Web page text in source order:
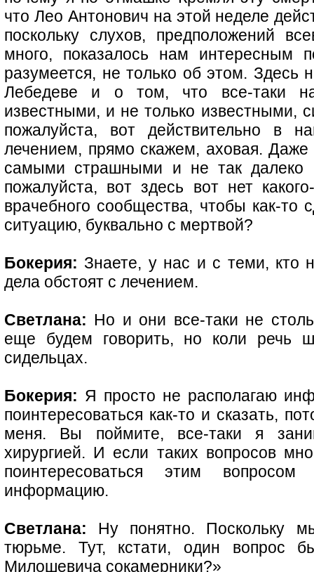
что Лео Антонович на этой неделе
поскольку слухов, предположений
много, показалось нам интересным
разумеется, не только об этом. Здесь
Лебедеве и о том, что все-таки
известными, и не только известными,
пожалуйста, вот действительно в
лечением, прямо скажем, аховая.
самыми страшными и не так далеко
пожалуйста, вот здесь вот нет
врачебного сообщества, чтобы как-то
ситуацию, буквально с мертвой?
Бокерия: Знаете, у нас и с теми, кто
дела обстоят с лечением.
Светлана: Но и они все-таки не
еще будем говорить, но коли речь
сидельцах.
Бокерия: Я просто не располагаю
поинтересоваться как-то и сказать,
меня. Вы поймите, все-таки я
хирургией. И если таких вопросов
поинтересоваться этим
информацию.
Светлана: Ну понятно. Поскольку
тюрьме. Тут, кстати, один вопрос
Милошевича сокамерники?»